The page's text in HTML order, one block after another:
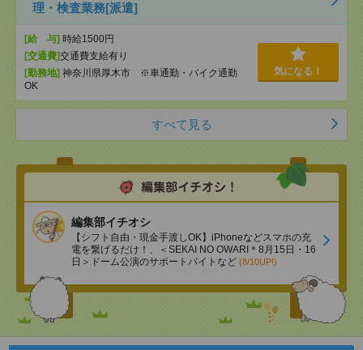
理・検査業務[派遣]
[給 与] 時給1500円
[交通費]交通費支給有り
[勤務地] 神奈川県厚木市 ※車通勤・バイク通勤
OK
気になる！
すべて見る
編集部イチオシ
【シフト自由・現金手渡しOK】iPhoneなどスマホの充
電を繋げるだけ！、＜SEKAI NO OWARI＊8月15日・16
日＞ドーム公演のサポートバイトなど (8/10UP!)